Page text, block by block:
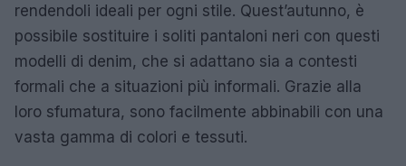
rendendoli ideali per ogni stile. Quest’autunno, è
possibile sostituire i soliti pantaloni neri con questi
modelli di denim, che si adattano sia a contesti
formali che a situazioni più informali. Grazie alla
loro sfumatura, sono facilmente abbinabili con una
vasta gamma di colori e tessuti.